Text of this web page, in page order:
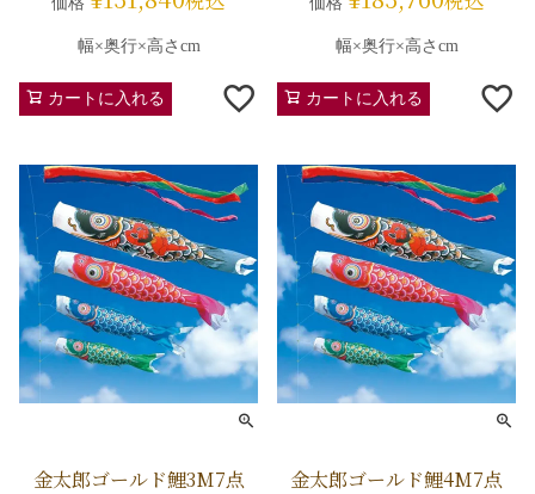
幅×奥行×高さcm
カートに入れる
幅×奥行×高さcm
カートに入れる
金太郎ゴールド鯉3M7点
金太郎ゴールド鯉4M7点